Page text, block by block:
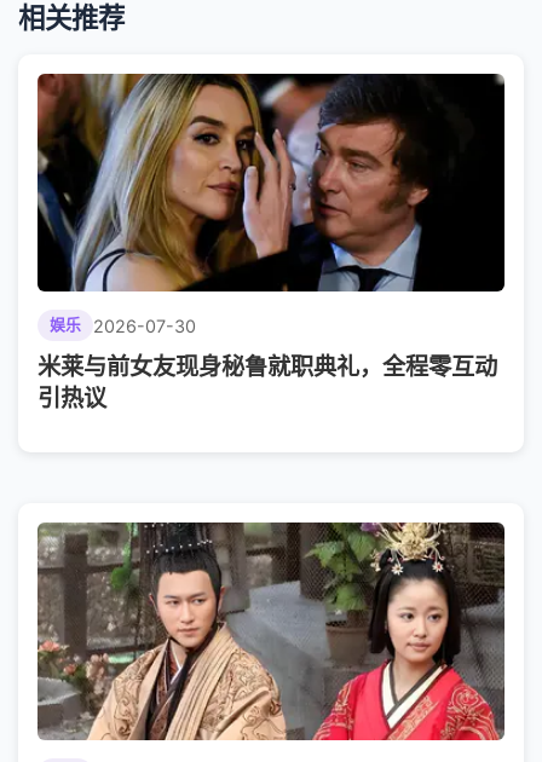
相关推荐
娱乐 2026-07-30
米莱与前女友现身秘鲁就职典礼，全程零互动
引热议